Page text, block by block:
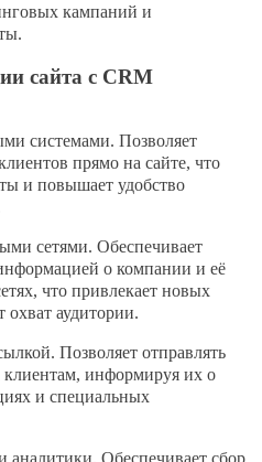
кампаний и
сайта с CRM
системами. Позволяет
прямо на сайте, что
и повышает удобство
сетями. Обеспечивает
о компании и её
что привлекает новых
охват аудитории.
Позволяет отправлять
клиентам, информируя их о
и специальных